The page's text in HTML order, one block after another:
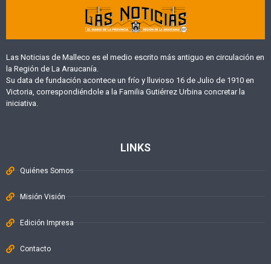
Las Noticias de Malleco es el medio escrito más antiguo en circulación en
la Región de La Araucanía.
Su data de fundación acontece un frío y lluvioso 16 de Julio de 1910 en
Victoria, correspondiéndole a la Familia Gutiérrez Urbina concretar la
iniciativa.
LINKS
Quiénes Somos
Misión Visión
Edición Impresa
Contacto